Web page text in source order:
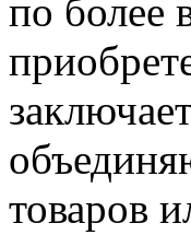
по более
товаров